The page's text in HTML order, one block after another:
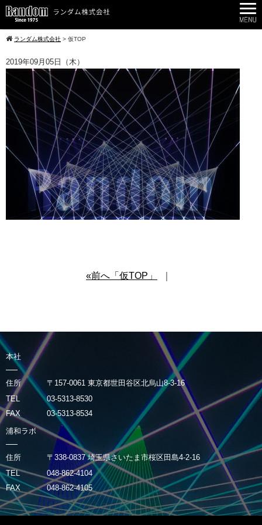
ランダム株式会社 > 仮TOP
2019年09月05日（木）
«前へ「仮TOP」
本社
住所
〒157-0061 東京都世田谷区北烏山8-3-16
TEL
03-5313-8530
FAX
03-5313-8534
浦和ラボ
住所
〒338-0837 埼玉県さいたま市桜区田島4-2-16
TEL
048-862-4104
FAX
048-862-4105